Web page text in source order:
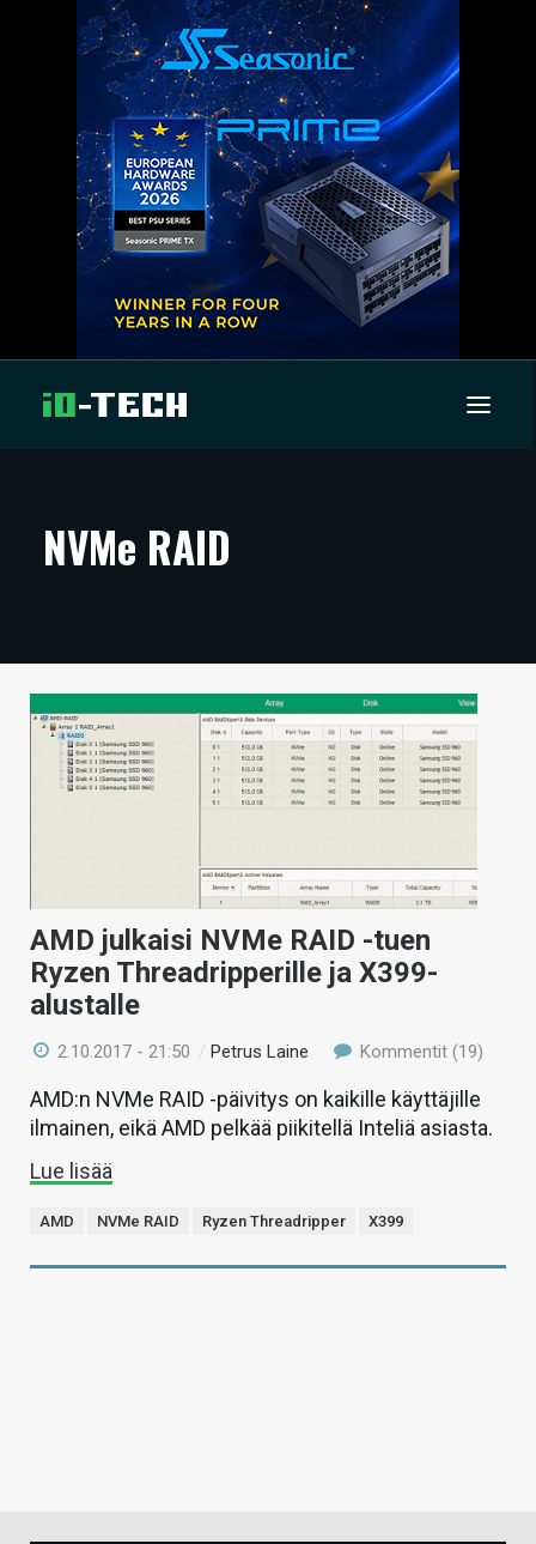
ARTIKKELIT
TECHBBS
TIETOA
HINTA.FI
HAKU
NVMe RAID
AMD julkaisi NVMe RAID -tuen
Ryzen Threadripperille ja X399-
alustalle
2.10.2017 - 21:50 /Petrus Laine Kommentit (19)
AMD:n NVMe RAID -päivitys on kaikille käyttäjille
ilmainen, eikä AMD pelkää piikitellä Inteliä asiasta.
Lue lisää
AMD NVMe RAID Ryzen Threadripper X399